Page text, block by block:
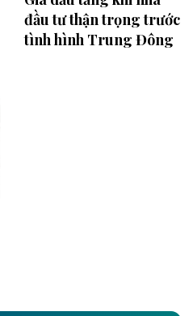
đầu tư thận trọng trước
tình hình Trung Đông